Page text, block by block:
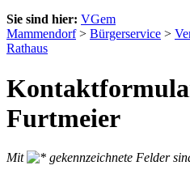
Sie sind hier: VGem
Mammendorf> Bürgerservice >
Rathaus
Furtmeier
Mit
gekennzeichnete Felder